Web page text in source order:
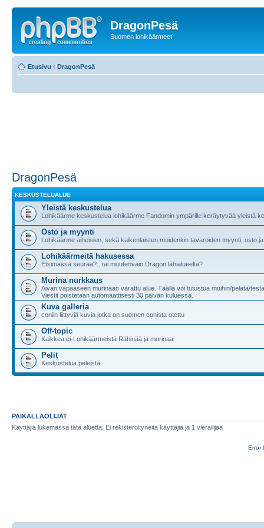
DragonPesä
Suomen lohikäärmeet
Etusivu ‹ DragonPesä
DragonPesä
KESKUSTELUALUE
Yleistä keskustelua
Lohikäärme keskustelua lohikäärme Fandomin ympärille keräytyvää yleistä
Osto ja myynti
Lohikäärme aiheisien, sekä kaikenlaisten muidenkin tavaroiden myynti, osto
Lohikäärmeitä hakusessa
Etsimässä seuraa?.. tai muutenvain Dragon lähialueelta?
Murina nurkkaus
Aivan vapaaseen murinaan varattu alue. Täällä voi tutustua muihin/pelata/
Viestit poistetaan automaattisesti 30 päivän kuluessa.
Kuva galleria
coniin liittyviä kuvia jotka on suomen conista otettu
Off-topic
Kaikkea ei-Lohikäärmeistä Rähinää ja murinaa.
Pelit
Keskustelua peleistä.
PAIKALLAOLIJAT
Käyttäjiä lukemassa tätä aluetta: Ei rekisteröityneitä käyttäjiä ja 1 vierailijaa
Error